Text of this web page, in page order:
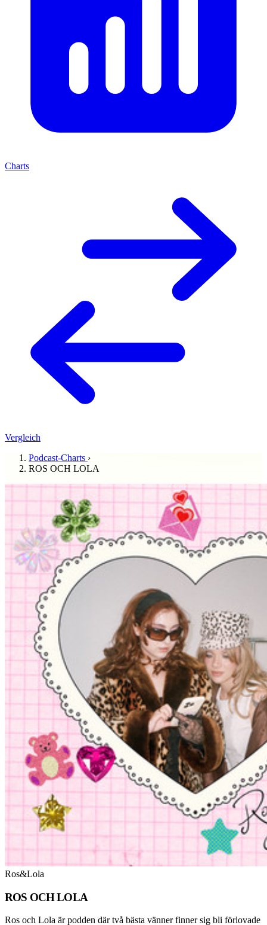
Charts
Vergleich
Podcast-Charts ›
ROS OCH LOLA
Ros&Lola
ROS OCH LOLA
Ros och Lola är podden där två bästa vänner finner sig bli förlovade